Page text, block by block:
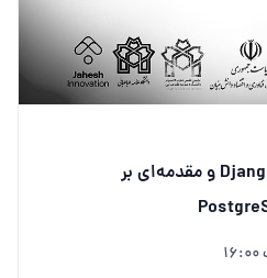
توسعه بک‌اند با فریم‌ورک Django و مقدمه‌ای بر